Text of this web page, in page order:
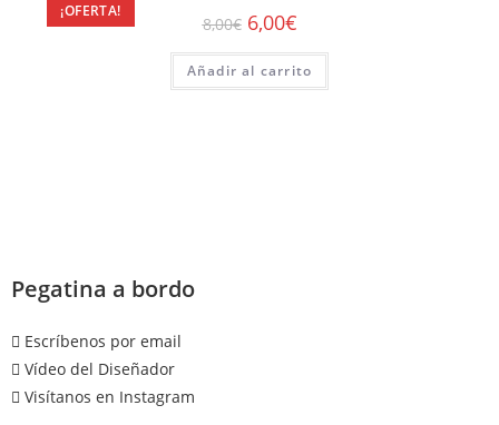
¡OFERTA!
8,00€ 6,00€
Añadir al carrito
Pegatina a bordo
Escríbenos por email
Vídeo del Diseñador
Visítanos en Instagram